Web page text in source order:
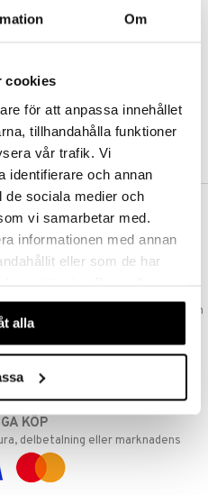
Om
cookies
för att anpassa innehållet
tillhandahålla funktioner
vår trafik. Vi
identifierare och annan
de sociala medier och
vi samarbetar med.
informationen med annan
eller som de har
av vår webbplats.
alla
FRAKTEN?
gräns för fraktfri leverans bestäms
från. Läs mer här »
varor i lager) skickas normalt ut från
dag.
visar att vi är godkända av
KÖP
delbetalning eller marknadens